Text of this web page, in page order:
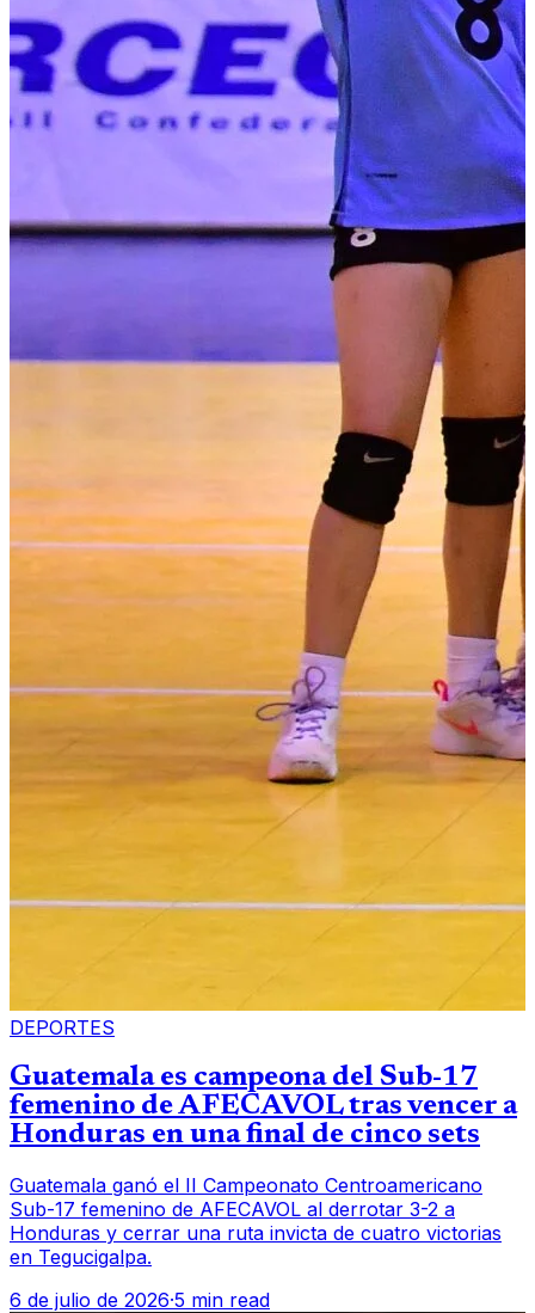
DEPORTES
Guatemala es campeona del Sub-17
femenino de AFECAVOL tras vencer a
Honduras en una final de cinco sets
Guatemala ganó el II Campeonato Centroamericano
Sub-17 femenino de AFECAVOL al derrotar 3-2 a
Honduras y cerrar una ruta invicta de cuatro victorias
en Tegucigalpa.
6 de julio de 2026·5 min read